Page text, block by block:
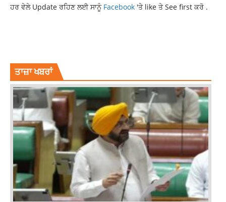
ਹਰ ਵੇਲੇ Update ਰਹਿਣ ਲਈ ਸਾਨੂੰ Facebook 'ਤੇ like ਤੇ See first ਕਰੋ .
ਤਾਜ਼ਾ ਖਬਰਾਂ